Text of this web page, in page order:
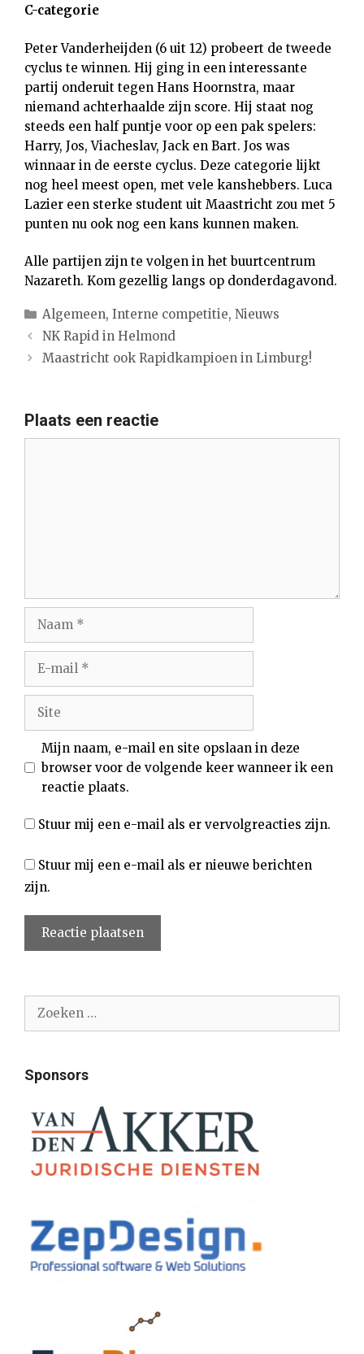
C-categorie
Peter Vanderheijden (6 uit 12) probeert de tweede
cyclus te winnen. Hij ging in een interessante
partij onderuit tegen Hans Hoornstra, maar
niemand achterhaalde zijn score. Hij staat nog
steeds een half puntje voor op een pak spelers:
Harry, Jos, Viacheslav, Jack en Bart. Jos was
winnaar in de eerste cyclus. Deze categorie lijkt
nog heel meest open, met vele kanshebbers. Luca
Lazier een sterke student uit Maastricht zou met 5
punten nu ook nog een kans kunnen maken.
Alle partijen zijn te volgen in het buurtcentrum
Nazareth. Kom gezellig langs op donderdagavond.
Categorieën
Algemeen, Interne competitie, Nieuws
NK Rapid in Helmond
Maastricht ook Rapidkampioen in Limburg!
Plaats een reactie
Site
Mijn naam, e-mail en site opslaan in deze
browser voor de volgende keer wanneer ik een
reactie plaats.
Stuur mij een e-mail als er vervolgreacties zijn.
Stuur mij een e-mail als er nieuwe berichten
zijn.
naar:
Sponsors